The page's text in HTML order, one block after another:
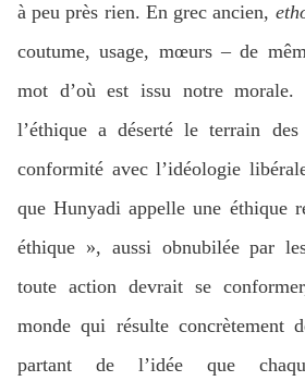
à peu près rien. En grec ancien,
coutume, usage, mœurs – de
mot d’où est issu notre
l’éthique a déserté le terrain
conformité avec l’idéologie
que Hunyadi appelle une éthique
éthique », aussi obnubilée par
toute action devrait se
monde qui résulte concrètement
partant de l’idée que